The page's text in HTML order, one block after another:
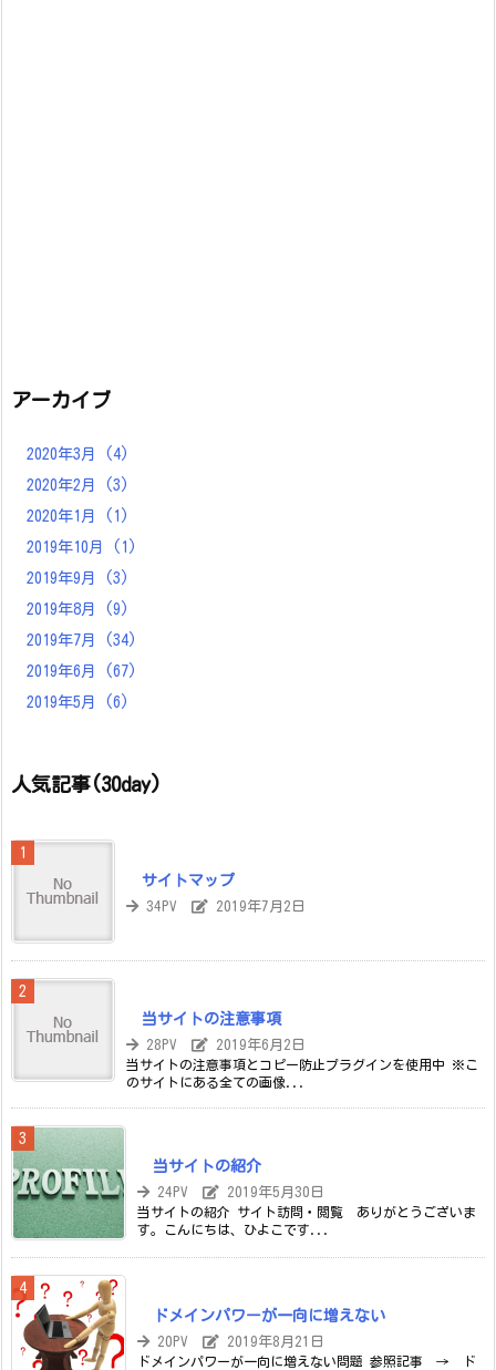
アーカイブ
2020年3月
(4)
2020年2月
(3)
2020年1月
(1)
2019年10月
(1)
2019年9月
(3)
2019年8月
(9)
2019年7月
(34)
2019年6月
(67)
2019年5月
(6)
人気記事(30day)
サイトマップ
34PV 2019年7月2日
当サイトの注意事項
28PV 2019年6月2日
当サイトの注意事項とコピー防止プラグインを使用中 ※こ
のサイトにある全ての画像...
当サイトの紹介
24PV 2019年5月30日
当サイトの紹介 サイト訪問・閲覧 ありがとうございま
す。こんにちは、ひよこです...
ドメインパワーが一向に増えない
20PV 2019年8月21日
ドメインパワーが一向に増えない問題 参照記事 → ド